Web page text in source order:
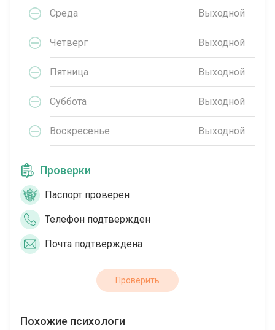
Среда Выходной
Четверг Выходной
Пятница Выходной
Суббота Выходной
Воскресенье Выходной
Проверки
Паспорт проверен
Телефон подтвержден
Почта подтверждена
Проверить
Похожие психологи